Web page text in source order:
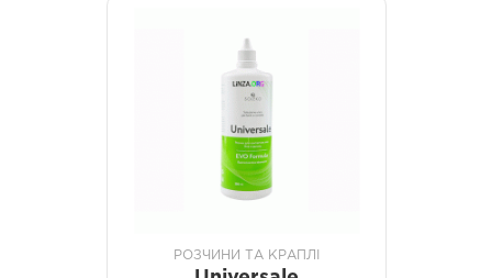
РОЗЧИНИ ТА КРАПЛІ